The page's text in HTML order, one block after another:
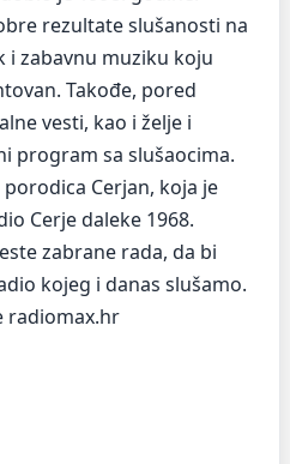
rezultate slušanosti na
i zabavnu muziku koju
Takođe, pored
vesti, kao i želje i
program sa slušaocima.
Cerjan, koja je
Cerje daleke 1968.
zabrane rada, da bi
kojeg i danas slušamo.
radiomax.hr